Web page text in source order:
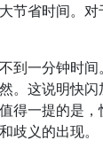
节省时间。
到一分钟时
。这说明快
得一提的是
义的出现。